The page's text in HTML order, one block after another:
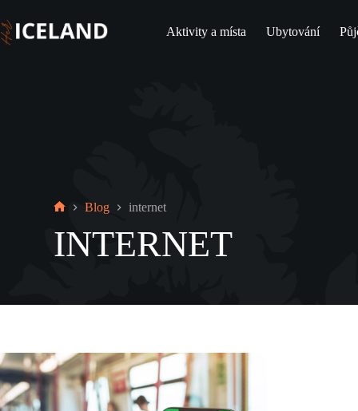
to
content
Aktivity a místa Ubytování
Blog internet
INTERNET